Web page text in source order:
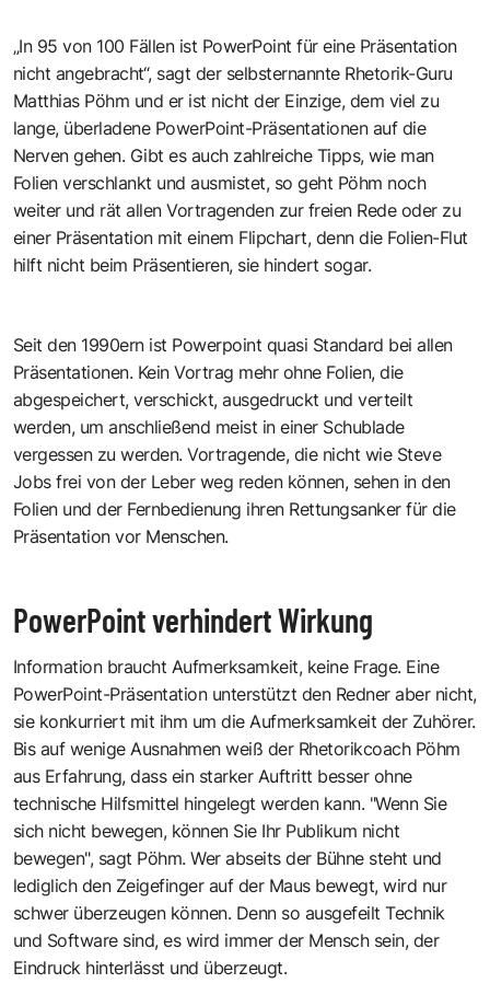
„In 95 von 100 Fällen ist PowerPoint für eine Präsentation
nicht angebracht“, sagt der selbsternannte Rhetorik-Guru
Matthias Pöhm und er ist nicht der Einzige, dem viel zu
lange, überladene PowerPoint-Präsentationen auf die
Nerven gehen. Gibt es auch zahlreiche Tipps, wie man
Folien verschlankt und ausmistet, so geht Pöhm noch
weiter und rät allen Vortragenden zur freien Rede oder zu
einer Präsentation mit einem Flipchart, denn die Folien-Flut
hilft nicht beim Präsentieren, sie hindert sogar.
Seit den 1990ern ist Powerpoint quasi Standard bei allen
Präsentationen. Kein Vortrag mehr ohne Folien, die
abgespeichert, verschickt, ausgedruckt und verteilt
werden, um anschließend meist in einer Schublade
vergessen zu werden. Vortragende, die nicht wie Steve
Jobs frei von der Leber weg reden können, sehen in den
Folien und der Fernbedienung ihren Rettungsanker für die
Präsentation vor Menschen.
PowerPoint verhindert Wirkung
Information braucht Aufmerksamkeit, keine Frage. Eine
PowerPoint-Präsentation unterstützt den Redner aber nicht,
sie konkurriert mit ihm um die Aufmerksamkeit der Zuhörer.
Bis auf wenige Ausnahmen weiß der Rhetorikcoach Pöhm
aus Erfahrung, dass ein starker Auftritt besser ohne
technische Hilfsmittel hingelegt werden kann. "Wenn Sie
sich nicht bewegen, können Sie Ihr Publikum nicht
bewegen", sagt Pöhm. Wer abseits der Bühne steht und
lediglich den Zeigefinger auf der Maus bewegt, wird nur
schwer überzeugen können. Denn so ausgefeilt Technik
und Software sind, es wird immer der Mensch sein, der
Eindruck hinterlässt und überzeugt.